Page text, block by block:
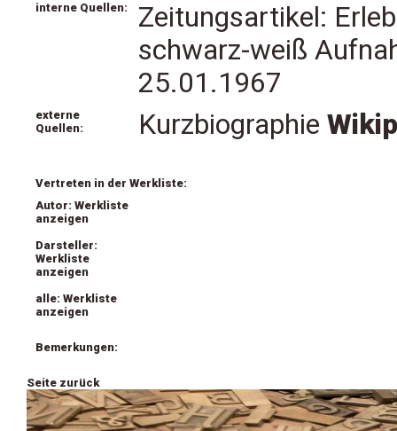
interne Quellen:
Zeitungsartikel:
schwarz-weiß
25.01.1967
externe
Quellen:
Kurzbiographie
Vertreten in der Werkliste:
Autor: Werkliste
anzeigen
Darsteller:
Werkliste
anzeigen
alle: Werkliste
anzeigen
Bemerkungen:
Seite zurück